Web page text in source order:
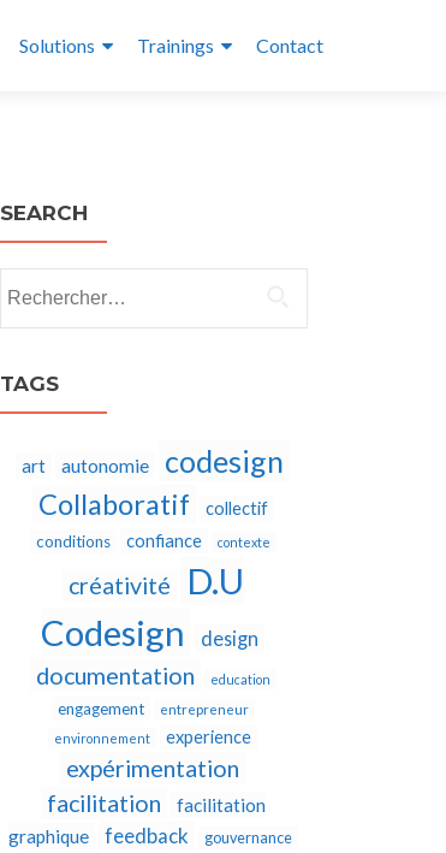
Solutions Trainings Contact
SEARCH
TAGS
art autonomie codesign
Collaboratif collectif
conditions confiance contexte
créativité
D.U
Codesign
design
documentation education
engagement
entrepreneur
environnement
experience
expérimentation
facilitation
facilitation
graphique
feedback gouvernance